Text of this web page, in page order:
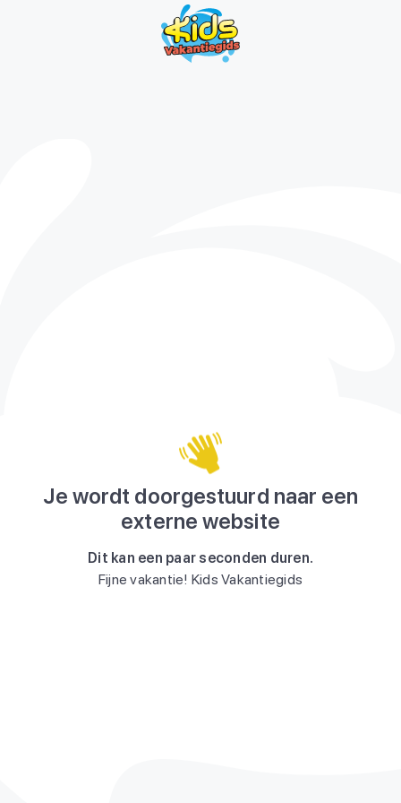
Je wordt doorgestuurd naar een
externe website
Dit kan een paar seconden duren.
Fijne vakantie! Kids Vakantiegids